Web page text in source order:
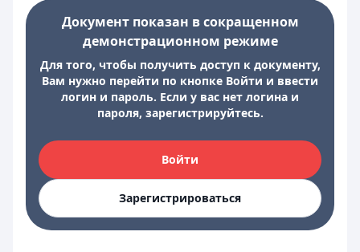
Документ показан в сокращенном
демонстрационном режиме
Для того, чтобы получить доступ к документу,
Вам нужно перейти по кнопке Войти и ввести
логин и пароль. Если у вас нет логина и
пароля, зарегистрируйтесь.
Войти
Зарегистрироваться